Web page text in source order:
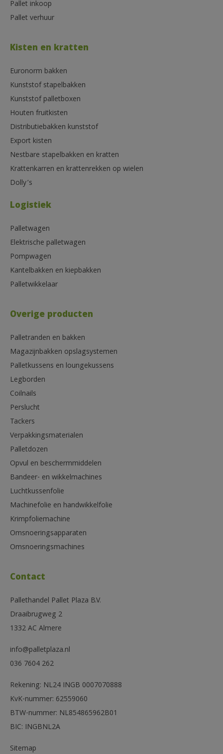
Pallet inkoop
Pallet verhuur
Kisten en kratten
Euronorm bakken
Kunststof stapelbakken
Kunststof palletboxen
Houten fruitkisten
Distributiebakken kunststof
Export kisten
Nestbare stapelbakken en kratten
Krattenkarren en krattenrekken op wielen
Dolly’s
Logistiek
Palletwagen
Elektrische palletwagen
Pompwagen
Kantelbakken en kiepbakken
Palletwikkelaar
Overige producten
Palletranden en bakken
Magazijnbakken opslagsystemen
Palletkussens en loungekussens
Legborden
Coilnails
Perslucht
Tackers
Verpakkingsmaterialen
Palletdozen
Opvul en beschermmiddelen
Bandeer- en wikkelmachines
Luchtkussenfolie
Machinefolie en handwikkelfolie
Krimpfoliemachine
Omsnoeringsapparaten
Omsnoeringsmachines
Contact
Pallethandel Pallet Plaza B.V.
Draaibrugweg 2
1332 AC Almere
info@palletplaza.nl
036 7604 262
Rekening: NL24 INGB 0007070888
KvK-nummer: 62559060
BTW-nummer: NL854865962B01
BIC: INGBNL2A
Sitemap